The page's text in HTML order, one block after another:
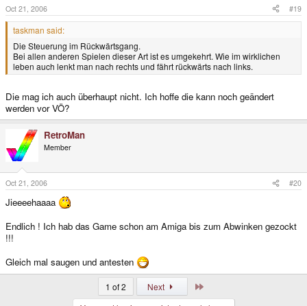
Oct 21, 2006 #19
taskman said:
Die Steuerung im Rückwärtsgang.
Bei allen anderen Spielen dieser Art ist es umgekehrt. Wie im wirklichen
leben auch lenkt man nach rechts und fährt rückwärts nach links.
Die mag ich auch überhaupt nicht. Ich hoffe die kann noch geändert
werden vor VÖ?
RetroMan
Member
Oct 21, 2006 #20
Jieeeehaaaa
Endlich ! Ich hab das Game schon am Amiga bis zum Abwinken gezockt
!!!
Gleich mal saugen und antesten
1 of 2 Next